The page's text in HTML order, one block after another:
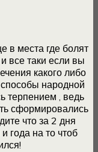
в места где болят
все таки если вы
какого либо
народной
терпением , ведь
сформировались
что за 2 дня
года на то чтоб